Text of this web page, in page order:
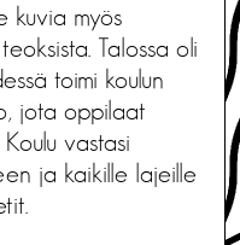
kuvia myös
Talossa oli
toimi koulun
jota oppilaat
vastasi
ja kaikille lajeille